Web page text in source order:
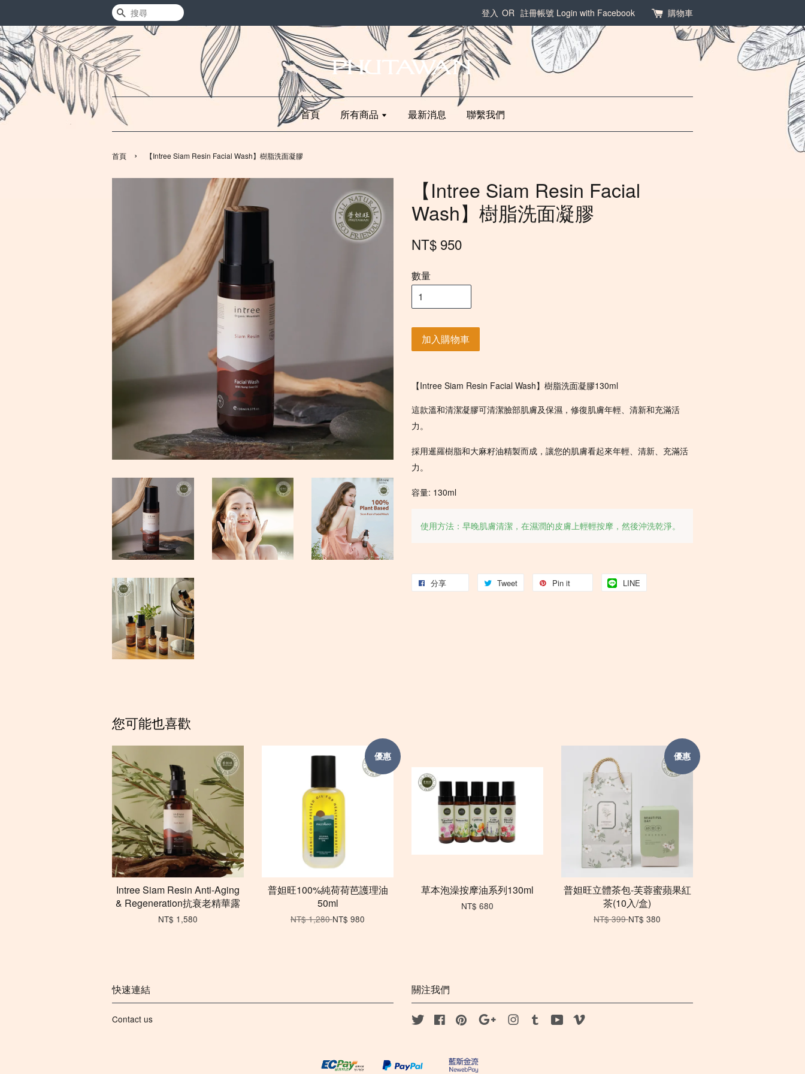
搜尋 登入 OR 註冊帳號 Login with Facebook 購物車
首頁 所有商品 最新消息 聯繫我們
首頁 › 【Intree Siam Resin Facial Wash】樹脂洗面凝膠
【Intree Siam Resin Facial
Wash】樹脂洗面凝膠
NT$ 950
數量
加入購物車
【Intree Siam Resin Facial Wash】樹脂洗面凝膠130ml
這款溫和清潔凝膠可清潔臉部肌膚及保濕，修復肌膚年輕、清新和充滿活
力。
採用暹羅樹脂和大麻籽油精製而成，讓您的肌膚看起來年輕、清新、充滿活
力。
容量: 130ml
使用方法：早晚肌膚清潔，在濕潤的皮膚上輕輕按摩，然後沖洗乾淨。
分享 Tweet Pin it LINE
您可能也喜歡
Intree Siam Resin Anti-Aging
& Regeneration抗衰老精華露
NT$ 1,580
優惠
普妲旺100%純荷荷芭護理油
50ml
NT$ 1,280NT$ 980
草本泡澡按摩油系列130ml
NT$ 680
優惠
普妲旺立體茶包-芙蓉蜜蘋果紅
茶(10入/盒)
NT$ 399NT$ 380
快速連結
Contact us
關注我們
Twitter FacebookPinterest Google Instagram
Tumblr YouTube